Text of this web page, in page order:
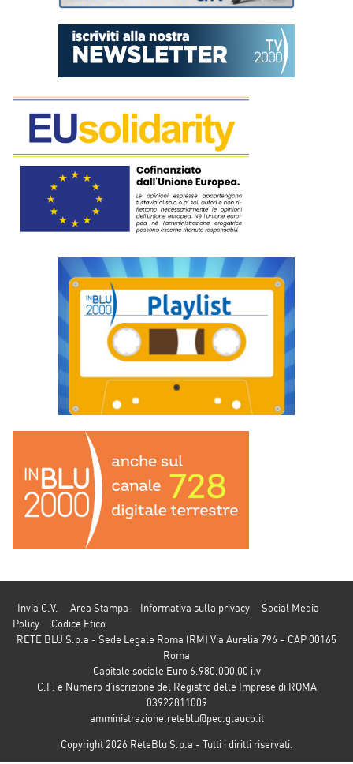
Invia C.V. Area Stampa Informativa sulla privacy
Social Media
Policy
Codice Etico
RETE BLU S.p.a - Sede Legale Roma (RM) Via Aurelia 796 – CAP 00165
Roma
Capitale sociale Euro 6.980.000,00 i.v
C.F. e Numero d’iscrizione del Registro delle Imprese di ROMA
03922811009
amministrazione.reteblu@pec.glauco.it
Copyright 2026 ReteBlu S.p.a - Tutti i diritti riservati.